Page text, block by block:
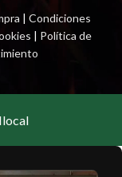
|Condiciones
| Política de